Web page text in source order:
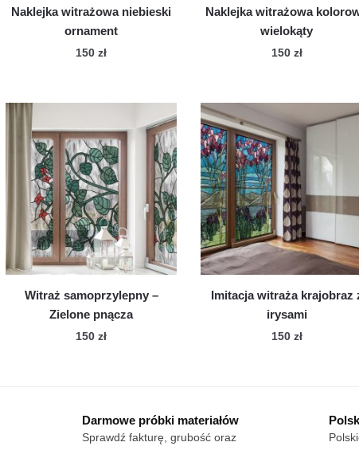
Naklejka witrażowa niebieski
ornament
150zł
Naklejka witrażowa
wielokąty
150 zł
Witraż samoprzylepny –
Zielone pnącza
150zł
Imitacja witraża krajobraz
irysami
150 zł
Darmowe próbki materiałów
Sprawdź fakturę, grubość oraz